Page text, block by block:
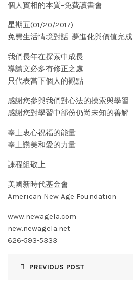
個人實相的本質–免費讀書會
星期五(01/20/2017)
免費生活情境對話–夢進化與價值完成
我們長年在探索中成長
導讀文必多有修正之處
只代表當下個人的觀點
感謝您參與我們對心法的摸索與學習
感謝您對學習中部份仍尚未知的善解
奉上衷心祝福的能量
奉上讚美和愛的力量
課程組敬上
美國新時代基金會
American New Age Foundation
www.newagela.com
new.newagela.net
626-593-5333
PREVIOUS POST